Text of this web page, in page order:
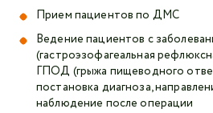
Прием пациентов по ДМС
Ведение пациентов с
(гастроэзофагеальная
ГПОД (грыжа пищеводного
постановка диагноза,
наблюдение после операции